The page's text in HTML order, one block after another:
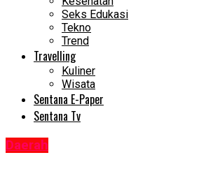
Seks Edukasi
Tekno
Trend
Travelling
Kuliner
Wisata
Sentana E-Paper
Sentana Tv
Daerah